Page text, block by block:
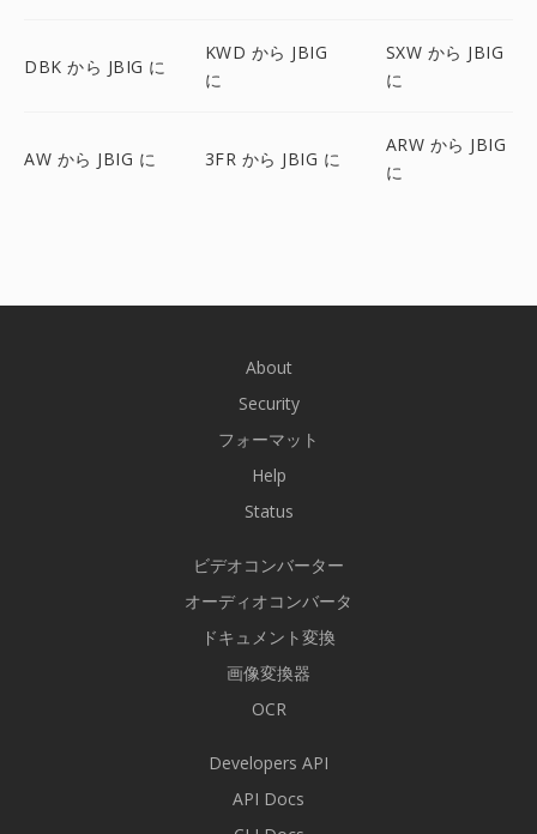
DBK から JBIG に
KWD から JBIG
に
SXW から JBIG
に
AW から JBIG に 3FR から JBIG に
ARW から JBIG
に
About
Security
フォーマット
Help
Status
ビデオコンバーター
オーディオコンバータ
ドキュメント変換
画像変換器
OCR
Developers API
API Docs